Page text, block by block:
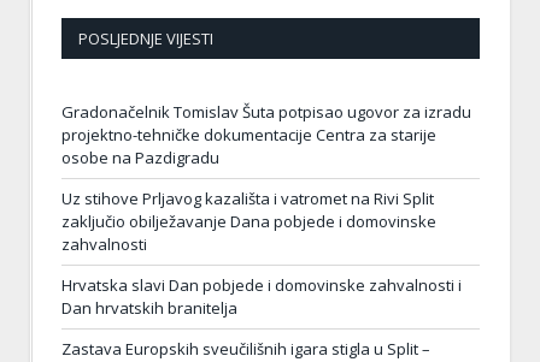
POSLJEDNJE VIJESTI
Gradonačelnik Tomislav Šuta potpisao ugovor za izradu
projektno-tehničke dokumentacije Centra za starije
osobe na Pazdigradu
Uz stihove Prljavog kazališta i vatromet na Rivi Split
zaključio obilježavanje Dana pobjede i domovinske
zahvalnosti
Hrvatska slavi Dan pobjede i domovinske zahvalnosti i
Dan hrvatskih branitelja
Zastava Europskih sveučilišnih igara stigla u Split –